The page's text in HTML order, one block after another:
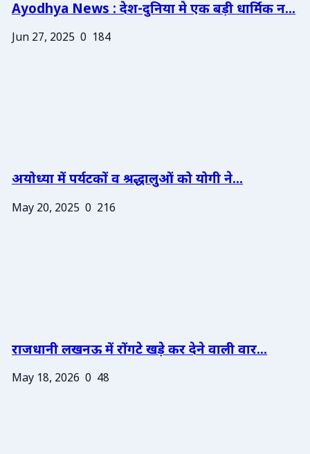
Ayodhya News : देश-दुनिया मे एक बड़ी धार्मिक न...
Jun 27, 2025 0 184
अयोध्या में पर्यटकों व श्रद्धालुओं को योगी ने...
May 20, 2025 0 216
राजधानी लखनऊ में रोंगटे खड़े कर देने वाली वार...
May 18, 2026 0 48